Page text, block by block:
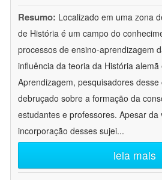
Resumo: Localizado em uma zona
de História é um campo do
processos de ensino-aprendizagem
influência da teoria da História
Aprendizagem, pesquisadores
debruçado sobre a formação da
estudantes e professores. Apesar da
incorporação desses sujei...
leia mais